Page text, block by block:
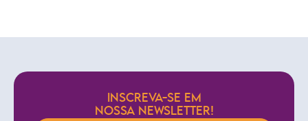
INSCREVA-SE EM
NOSSA NEWSLETTER!